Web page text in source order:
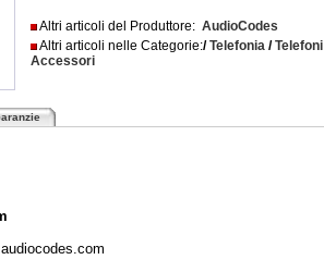
Altri articoli del Produttore:AudioCodes
Altri articoli nelle Categorie:/Telefonia /Telefoni
Accessori